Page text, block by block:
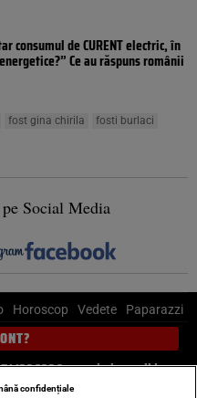
consumul de CURENT electric, în
Ce au răspuns românii
fost gina chirila
fosti burlaci
Social Media
Horoscop Vedete Paparazzi
sau trimite mail la
confidențiale